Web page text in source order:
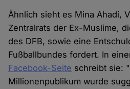
Ähnlich sieht es Mina Ahadi,
Zentralrats der Ex-Muslime,
des DFB, sowie eine
Fußballbundes fordert. In
Facebook-Seite schreibt sie:
Millionenpublikum wurde